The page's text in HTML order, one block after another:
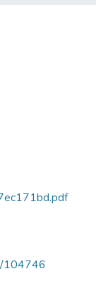
104746